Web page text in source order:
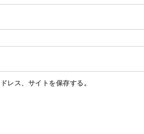
レス、サイトを保存する。